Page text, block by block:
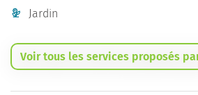
Jardin
Voir tous les services proposés